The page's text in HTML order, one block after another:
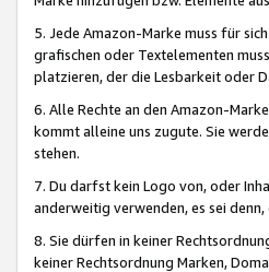
5. Jede Amazon-Marke muss für
grafischen oder Textelementen
platzieren, der die Lesbarkeit oder
6. Alle Rechte an den Amazon-
kommt alleine uns zugute. Sie
stehen.
7. Du darfst kein Logo von, oder
anderweitig verwenden, es sei
8. Sie dürfen in keiner
keiner Rechtsordnung Marken,